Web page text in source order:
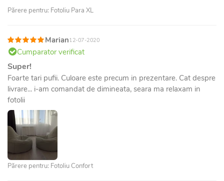
Părere pentru: Fotoliu Para XL
Marian12-07-2020
Cumparator verificat
Super!
Foarte tari pufii. Culoare este precum in prezentare. Cat despre
livrare... i-am comandat de dimineata, seara ma relaxam in
fotolii
Părere pentru: Fotoliu Confort